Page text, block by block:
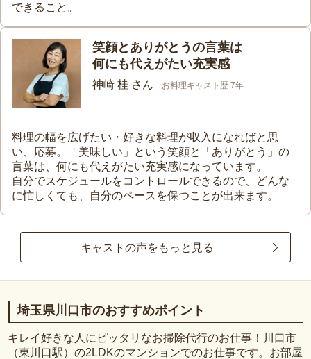
できること。
笑顔とありがとうの言葉は
何にも代えがたい充実感
神崎 桂 さん お料理キャスト歴 7年
料理の幅を広げたい・好きな料理が収入になればと思
い、応募。「美味しい」という笑顔と「ありがとう」の
言葉は、何にも代えがたい充実感になっています。
自分でスケジュールをコントロールできるので、どんな
に忙しくても、自分のペースを保つことが出来ます。
キャストの声をもっと見る
埼玉県川口市のおすすめポイント
キレイ好きな人にピッタリなお掃除代行のお仕事！川口市
（東川口駅）の2LDKのマンションでのお仕事です。お部屋